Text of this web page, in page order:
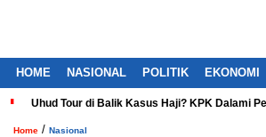
HOME NASIONAL POLITIK EKONOMI
Uhud Tour di Balik Kasus Haji? KPK Dalami
Home / Nasional